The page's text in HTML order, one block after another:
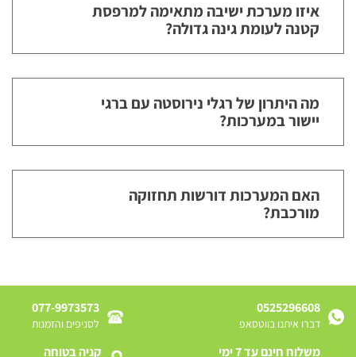
איזו מערכת ישיבה מתאימה למרפסת
קטנה לעומת גינה גדולה?
מה היתרון של רגלי נירוסטה עם ברגי
יישור במערכות?
האם המערכות דורשות תחזוקה
מורכבת?
0525296608
דברו איתנו בווטסאפ
077-9973573
לסניפים והזמנות
משלוח חינם עד 7 ימי
קניה בטוחה